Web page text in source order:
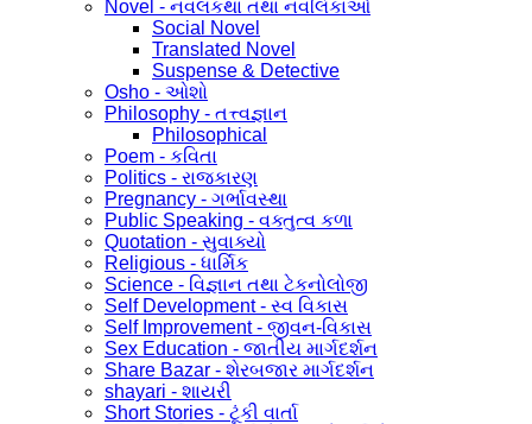
Novel - નવલકથા તથા નવલિકાઓ
Social Novel
Translated Novel
Suspense & Detective
Osho - ઓશો
Philosophy - તત્ત્વજ્ઞાન
Philosophical
Poem - કવિતા
Politics - રાજકારણ
Pregnancy - ગર્ભાવસ્થા
Public Speaking - વક્તુત્વ કળા
Quotation - સુવાક્યો
Religious - ધાર્મિક
Science - વિજ્ઞાન તથા ટેકનોલોજી
Self Development - સ્વ વિકાસ
Self Improvement - જીવન-વિકાસ
Sex Education - જાતીય માર્ગદર્શન
Share Bazar - શેરબજાર માર્ગદર્શન
shayari - શાયરી
Short Stories - ટૂંકી વાર્તા